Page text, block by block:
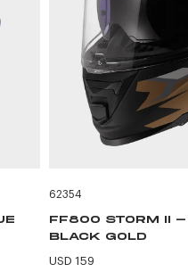
62354
FF800 STORM II
BLACK GOLD
USD 159